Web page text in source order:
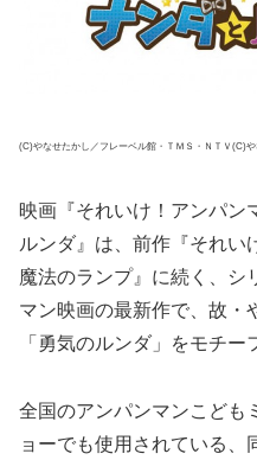
(C)やなせたかし／フレーベル館・ＴＭＳ・ＮＴＶ(C)
映画『それいけ！アンパ
ルンダ』は、前作『それ
魔法のランプ』に続く、シ
マン映画の最新作で、故・
「勇気のルンダ」をモチー
全国のアンパンマンこども
ョーでも使用されている、